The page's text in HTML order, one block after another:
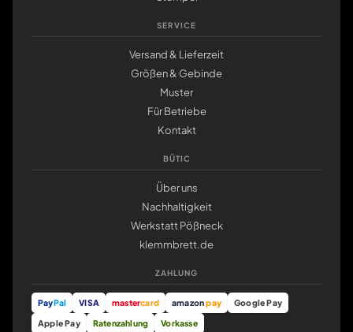
SERVICE
Versand & Lieferzeit
Größen & Gebinde
Muster
Für Betriebe
Kontakt
BÜTIC
Über uns
Nachhaltigkeit
Werkstatt Pößneck
klemmbrett.de
ZAHLUNG
PayPal VISA mastercard amazonpay
Google Pay
Apple Pay
Ratenzahlung Vorkasse